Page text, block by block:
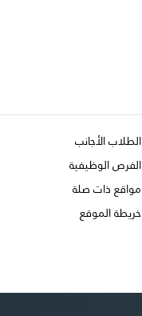
الطلاب الأجانب
الفرص الوظيفية
مواقع ذات صلة
خريطة الموقع